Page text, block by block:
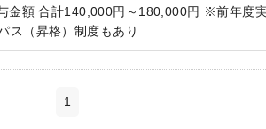
金額 合計140,000円～180,000円 ※前年度実
ス（昇格）制度もあり
1